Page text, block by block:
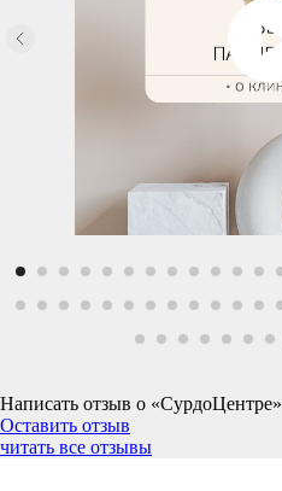
Написать отзыв о «СурдоЦентре»
Оставить отзыв
читать все отзывы